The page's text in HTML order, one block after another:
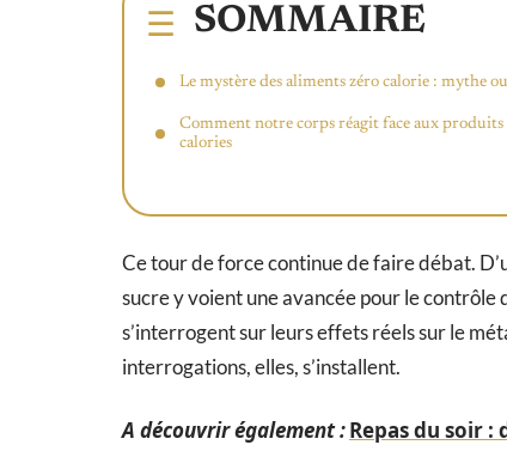
SOMMAIRE
Le mystère des aliments zéro calorie : mythe
Comment notre corps réagit face aux produits
calories
Ce tour de force continue de faire débat.
sucre y voient une avancée pour le
s’interrogent sur leurs effets réels sur le
interrogations, elles, s’installent.
A découvrir également :Repas du soir